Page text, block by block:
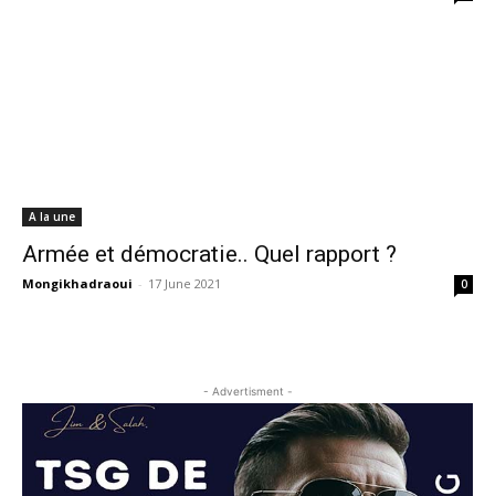
A la une
Armée et démocratie.. Quel rapport ?
Mongikhadraoui - 17 June 2021 0
- Advertisment -